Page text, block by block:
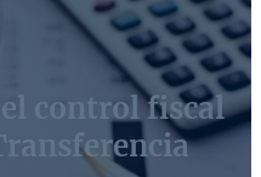
control fiscal